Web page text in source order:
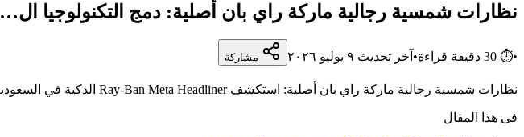
نظارات شمسية رجالية ماركة راي بان أصلية: دمج التكنولوجيا ال…
•
⏱
30 دقيقة قراءة• آخر تحديث ٩ يوليو ٢٠٢٦ مشاركة
نظارات شمسية رجالية ماركة راي بان أصلية: استكشف Ray-Ban Meta Headliner الذكية في السعودية مع كود خصم BESO20 على noon. تقييم شامل.
فى هذا المقال